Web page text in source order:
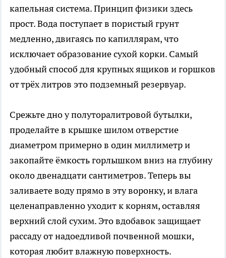
капельная система. Принцип физики здесь
прост. Вода поступает в пористый грунт
медленно, двигаясь по капиллярам, что
исключает образование сухой корки. Самый
удобный способ для крупных ящиков и горшков
от трёх литров это подземный резервуар.
Срежьте дно у полуторалитровой бутылки,
проделайте в крышке шилом отверстие
диаметром примерно в один миллиметр и
закопайте ёмкость горлышком вниз на глубину
около двенадцати сантиметров. Теперь вы
заливаете воду прямо в эту воронку, и влага
целенаправленно уходит к корням, оставляя
верхний слой сухим. Это вдобавок защищает
рассаду от надоедливой почвенной мошки,
которая любит влажную поверхность.